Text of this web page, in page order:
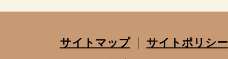
サイトマップ
サイトポリシー